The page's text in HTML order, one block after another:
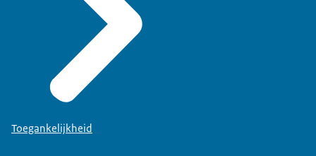
Toegankelijkheid